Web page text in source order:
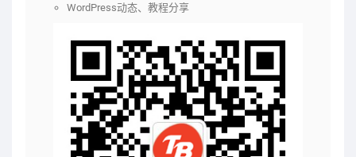
WordPress动态、教程分享